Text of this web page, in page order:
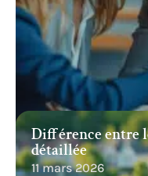
Différence entre
détaillée
11 mars 2026